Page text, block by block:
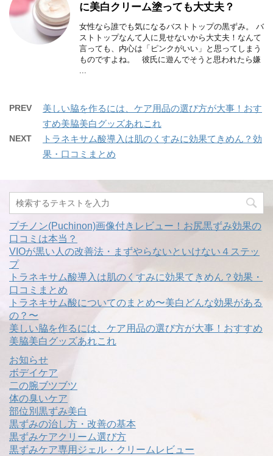
に美白クリーム塗っても大丈夫？
女性なら誰でも気になるバストトップの黒ずみ。 バ
ストトップなんて人に見せないから大丈夫！なんて
言っても、内心は「ピンクがいい」と思ってしまう
ものですよね。 彼氏に遊んでそうと思われたら嫌
PREV
美しい脇を作るには、ケア用品の選び方が大事！おす
すめ美脇美白グッズあれこれ
NEXT
トラネキサム酸導入は肌のくすみに効果てきめん？効
果・口コミまとめ
プチノン(Puchinon)画像付きレビュー！お尻黒ずみ効果の
口コミは本当？
VIOが黒い人の改善法・まずやらないといけない４ステッ
プ
トラネキサム酸導入は肌のくすみに効果てきめん？効果・
口コミまとめ
トラネキサム酸についてのまとめ〜美白どんな効果がある
の？〜
美しい脇を作るには、ケア用品の選び方が大事！おすすめ
美脇美白グッズあれこれ
お知らせ
ボデイケア
二の腕ブツブツ
体の臭いケア
部位別黒ずみ美白
黒ずみの治し方・改善の基本
黒ずみケアクリーム選び方
黒ずみケア専用ジェル・クリームレビュー